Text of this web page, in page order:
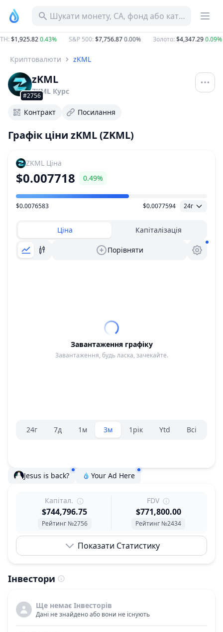
Шукати монету, CA, фонд або категорію
:$1,925.820.43% S&P 500:$7,756.870.00% Золото:$4,347.290.09%
Криптовалюти zKML
#2756
zKML
ZKML Курс
Контракт Посилання
Графік ціни zKML (ZKML)
ZKML Ціна
$0.007718 0.49%
Діапазон цін
$0.0076583 $0.0077594 24г
Ціна Капіталізація
Порівняти
Завантаження графіку
Завантаження, будь ласка, зачекайте.
Вибір діапазону.
24г 7д 1м 3м 1рік Ytd Всі
Jesus is back? Your Ad Here
Капітал.
$744,796.75
Рейтинг №2756
FDV
$771,800.00
Рейтинг №2434
Показати Статистику
Інвестори
Ще немає Інвесторів
Дані не знайдено або вони не існують